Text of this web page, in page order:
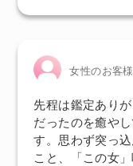
女性のお客様
先程は鑑定あり
だったのを癒や
す。思わず突っ
こと、「この女